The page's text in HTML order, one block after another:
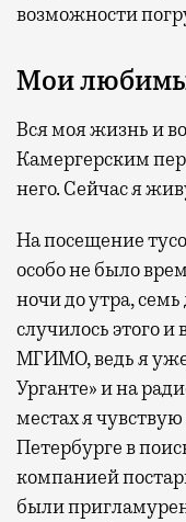
возможности
Мои
Вся моя жизнь и
Камергерским
него. Сейчас я
На посещение
особо не было
ночи до утра,
случилось этого
МГИМО, ведь я
Урганте» и на
местах я
Петербурге в
компанией
были